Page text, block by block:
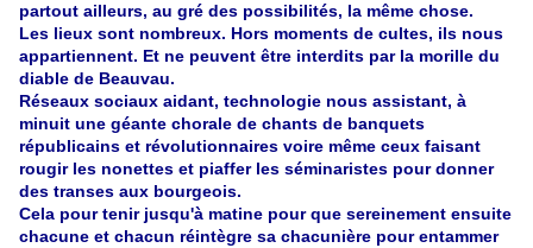
partout ailleurs, au gré des possibilités, la même chose.
Les lieux sont nombreux. Hors moments de cultes, ils nous
appartiennent. Et ne peuvent être interdits par la morille du
diable de Beauvau.
Réseaux sociaux aidant, technologie nous assistant, à
minuit une géante chorale de chants de banquets
républicains et révolutionnaires voire même ceux faisant
rougir les nonettes et piaffer les séminaristes pour donner
des transes aux bourgeois.
Cela pour tenir jusqu'à matine pour que sereinement ensuite
chacune et chacun réintègre sa chacunière pour entammer